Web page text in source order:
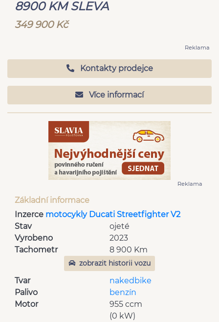
8900 KM SLEVA
349 900 Kč
Reklama
Kontakty prodejce
Více informací
Reklama
Základní informace
Inzerce motocykly Ducati Streetfighter V2
Stav
ojeté
Vyrobeno
2023
Tachometr
8 900 Km
zobrazit historii vozu
Tvar
nakedbike
Palivo
benzín
Motor
955 ccm
(0 kW)